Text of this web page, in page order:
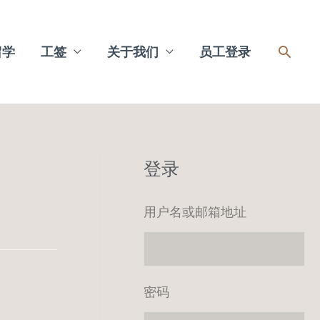
学 工签 关于我们 员工登录
搜
登录
用户名或邮箱地址
密码